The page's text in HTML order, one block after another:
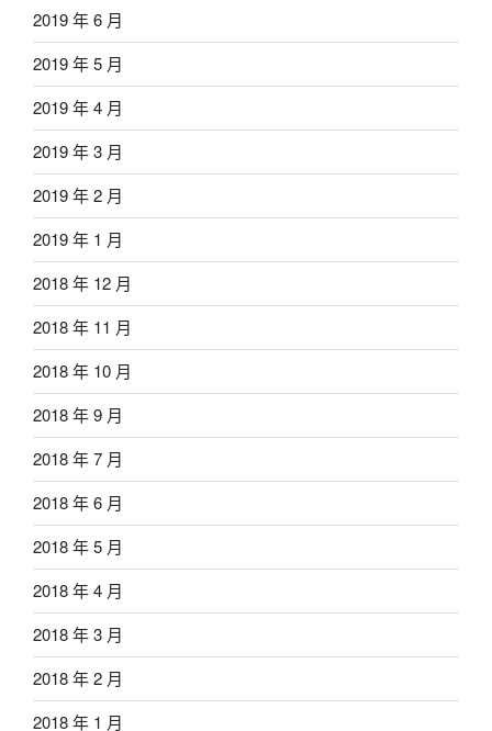
2019 年 6 月
2019 年 5 月
2019 年 4 月
2019 年 3 月
2019 年 2 月
2019 年 1 月
2018 年 12 月
2018 年 11 月
2018 年 10 月
2018 年 9 月
2018 年 7 月
2018 年 6 月
2018 年 5 月
2018 年 4 月
2018 年 3 月
2018 年 2 月
2018 年 1 月